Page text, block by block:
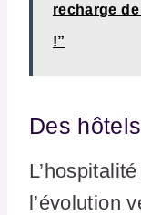
recharge
!”
Des
l’évolution